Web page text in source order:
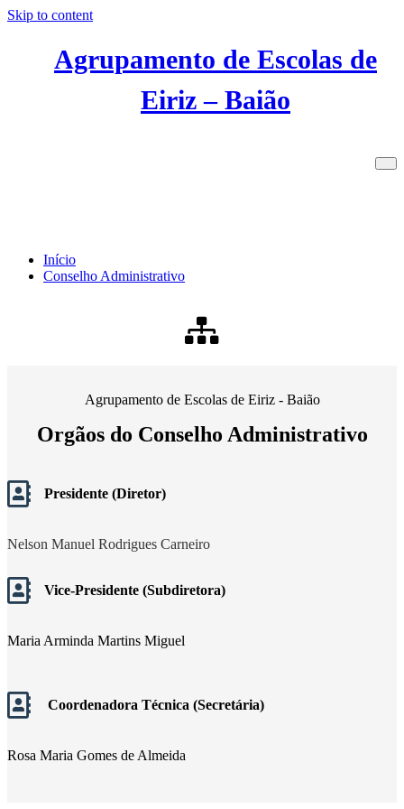
Skip to content
Agrupamento de Escolas de
Eiriz – Baião
Início
Conselho Administrativo
Agrupamento de Escolas de Eiriz - Baião
Orgãos do Conselho Administrativo
Presidente (Diretor)
Nelson Manuel Rodrigues Carneiro
Vice-Presidente (Subdiretora)
Maria Arminda Martins Miguel
Coordenadora Técnica (Secretária)
Rosa Maria Gomes de Almeida